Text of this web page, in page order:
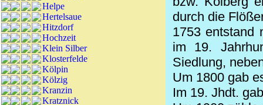
Helpe
Hertelsaue
Hitzdorf
Hochzeit
Klein Silber
Klosterfelde
Kölpin
Kölzig
Kranzin
Kratznick
durch die
1753 entstand
im 19.
Siedlung,
Um 1800 gab
Im 19. Jhdt.